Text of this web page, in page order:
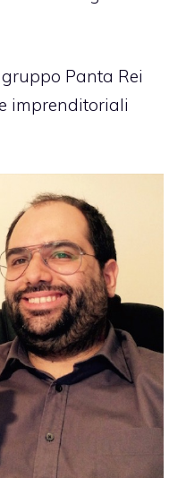
Panta Rei
imprenditoriali